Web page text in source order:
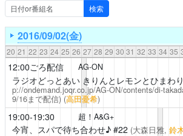
2016/09/02(金)
20 21 22 23 24 25 26 27 28 29 30 31 32 33 34 35
12:00ごろ配信 AG-ON
ラジオどっとあい きりんとレモンとひまわ
p://ondemand.joqr.co.jp/AG-ON/contents/di-
9/16まで配信) (高田憂希)
19:00-19:30 超！A&G+
今宵、スパで待ち合わせ♪#22 (大森日雅, 鈴